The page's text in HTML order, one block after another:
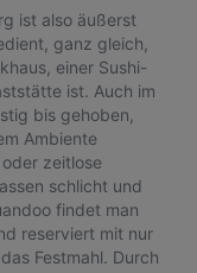
ist also äußerst
ganz gleich,
einer Sushi-
ist. Auch im
bis gehoben,
Ambiente
zeitlose
schlicht und
findet man
reserviert mit nur
Festmahl. Durch